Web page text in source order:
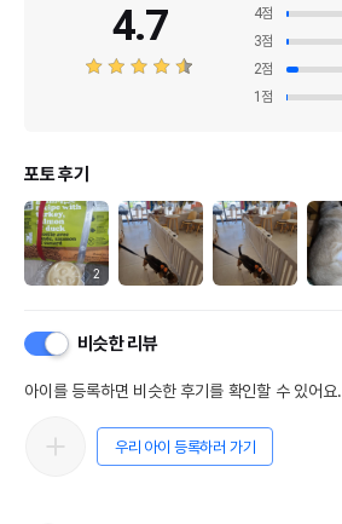
4.7
4점
3점
2점
1 점
포토 후기
2
비슷한 리뷰
아이를 등록하면 비슷한 후기를 확인할 수 있어요.
우리 아이 등록하러 가기